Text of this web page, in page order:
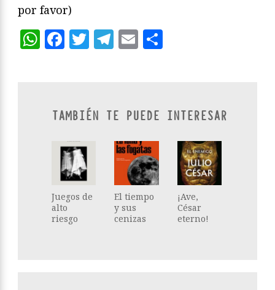
por favor)
WhatsApp
Facebook
Twitter
Telegram
Email
TAMBIÉN TE PUEDE INTERESAR
Juegos de
alto
riesgo
El tiempo
y sus
cenizas
¡Ave,
César
eterno!